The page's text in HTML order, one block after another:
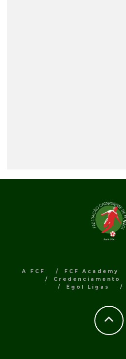
A FCF FCF Academy
Credenciamento
Égol Ligas